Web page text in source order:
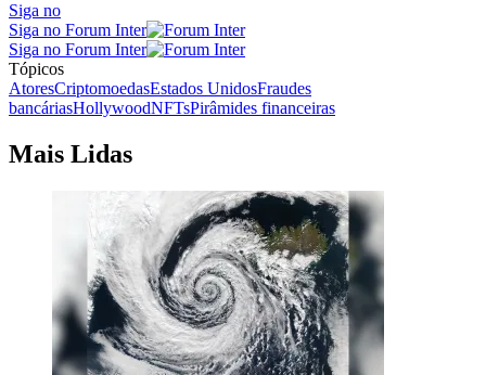
Siga no
Siga no Forum Inter
Siga no Forum Inter
Tópicos
AtoresCriptomoedasEstados UnidosFraudes
bancáriasHollywoodNFTsPirâmides financeiras
Mais Lidas